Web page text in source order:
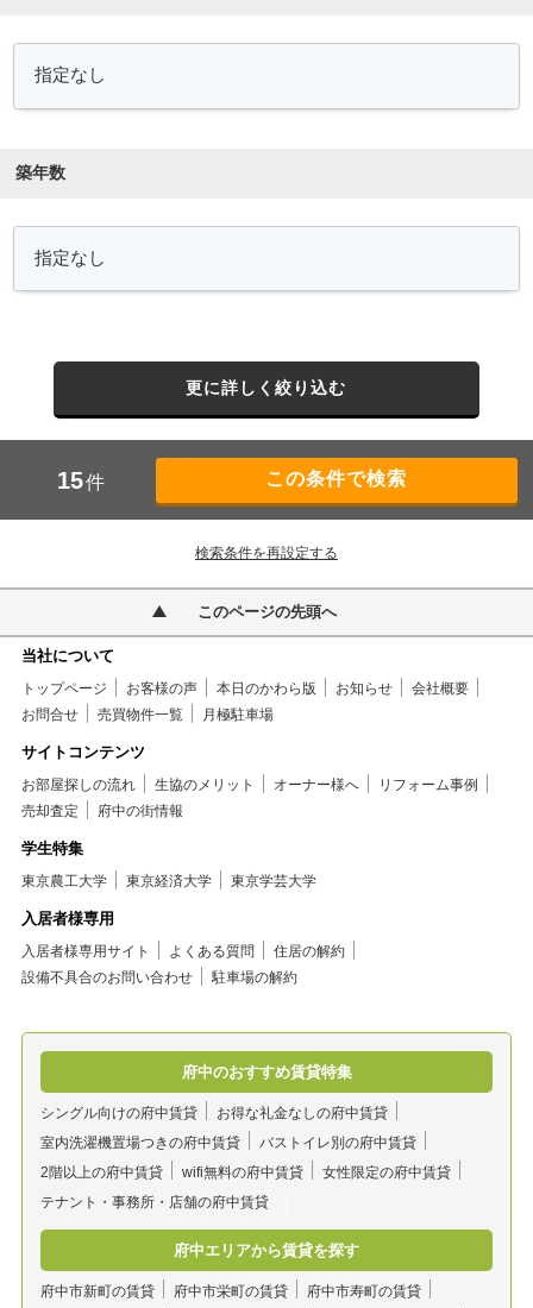
築年数
更に詳しく絞り込む
15件
検索条件を再設定する
このページの先頭へ
当社について
トップページ お客様の声 本日のかわら版 お知らせ
会社概要
お問合せ
売買物件一覧 月極駐車場
サイトコンテンツ
お部屋探しの流れ 生協のメリット オーナー様へ
リフォーム事例
売却査定
府中の街情報
学生特集
東京農工大学 東京経済大学 東京学芸大学
入居者様専用
入居者様専用サイト よくある質問
住居の解約
設備不具合のお問い合わせ
駐車場の解約
府中のおすすめ賃貸特集
シングル向けの府中賃貸
お得な礼金なしの府中賃貸
室内洗濯機置場つきの府中賃貸
バストイレ別の府中賃貸
2階以上の府中賃貸
wifi無料の府中賃貸
女性限定の府中賃貸
テナント・事務所・店舗の府中賃貸
府中エリアから賃貸を探す
府中市新町の賃貸 府中市栄町の賃貸
府中市寿町の賃貸